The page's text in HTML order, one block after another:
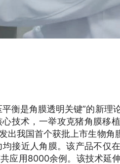
衡是角膜透明关键”的新理
技术，一举攻克猪角膜移
出我国首个获批上市生物角
接近人角膜。该产品不仅
应用8000余例。该技术延